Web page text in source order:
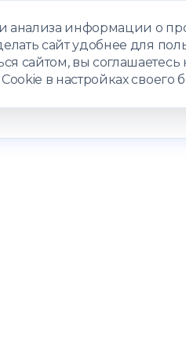
анализа информации о
сайт удобнее для
сайтом, вы соглашаетесь
в настройках своего